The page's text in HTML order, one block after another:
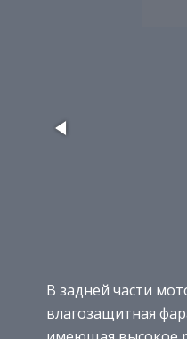
В задней части
влагозащитная